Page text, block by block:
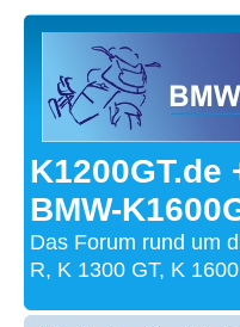
K1200GT.de
BMW-
Das Forum rund um
R, K 1300 GT, K